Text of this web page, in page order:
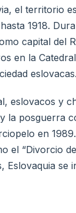
el territorio
1918.
capital del
en la
eslovacas.
eslovacos y
la posguerra
en
el “Divorcio
Eslovaquia